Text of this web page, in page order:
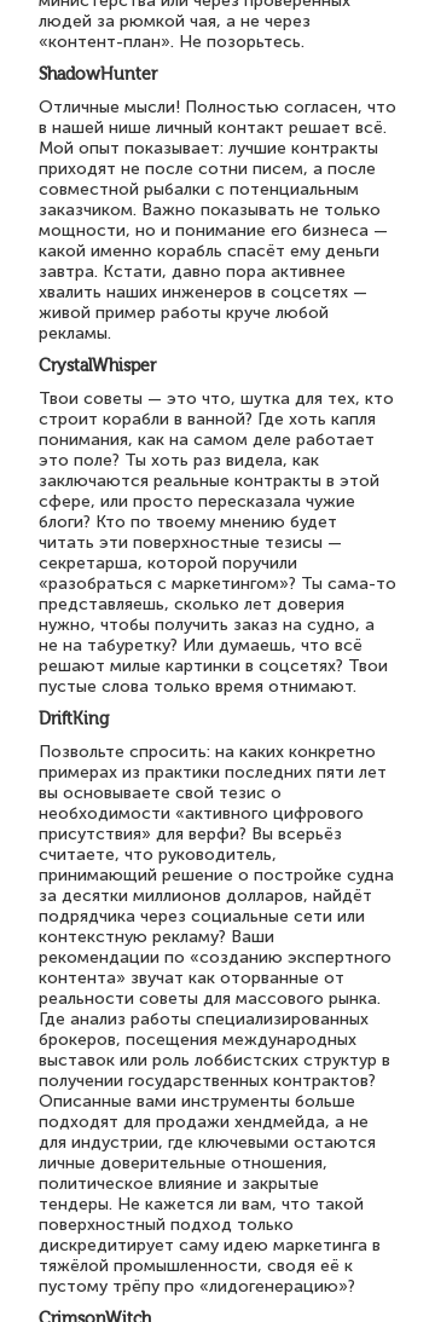
людей за рюмкой чая, а не через
«контент-план». Не позорьтесь.
ShadowHunter
Отличные мысли! Полностью согласен, что
в нашей нише личный контакт решает всё.
Мой опыт показывает: лучшие контракты
приходят не после сотни писем, а после
совместной рыбалки с потенциальным
заказчиком. Важно показывать не только
мощности, но и понимание его бизнеса —
какой именно корабль спасёт ему деньги
завтра. Кстати, давно пора активнее
хвалить наших инженеров в соцсетях —
живой пример работы круче любой
рекламы.
CrystalWhisper
Твои советы — это что, шутка для тех, кто
строит корабли в ванной? Где хоть капля
понимания, как на самом деле работает
это поле? Ты хоть раз видела, как
заключаются реальные контракты в этой
сфере, или просто пересказала чужие
блоги? Кто по твоему мнению будет
читать эти поверхностные тезисы —
секретарша, которой поручили
«разобраться с маркетингом»? Ты сама-то
представляешь, сколько лет доверия
нужно, чтобы получить заказ на судно, а
не на табуретку? Или думаешь, что всё
решают милые картинки в соцсетях? Твои
пустые слова только время отнимают.
DriftKing
Позвольте спросить: на каких конкретно
примерах из практики последних пяти лет
вы основываете свой тезис о
необходимости «активного цифрового
присутствия» для верфи? Вы всерьёз
считаете, что руководитель,
принимающий решение о постройке судна
за десятки миллионов долларов, найдёт
подрядчика через социальные сети или
контекстную рекламу? Ваши
рекомендации по «созданию экспертного
контента» звучат как оторванные от
реальности советы для массового рынка.
Где анализ работы специализированных
брокеров, посещения международных
выставок или роль лоббистских структур в
получении государственных контрактов?
Описанные вами инструменты больше
подходят для продажи хендмейда, а не
для индустрии, где ключевыми остаются
личные доверительные отношения,
политическое влияние и закрытые
тендеры. Не кажется ли вам, что такой
поверхностный подход только
дискредитирует саму идею маркетинга в
тяжёлой промышленности, сводя её к
пустому трёпу про «лидогенерацию»?